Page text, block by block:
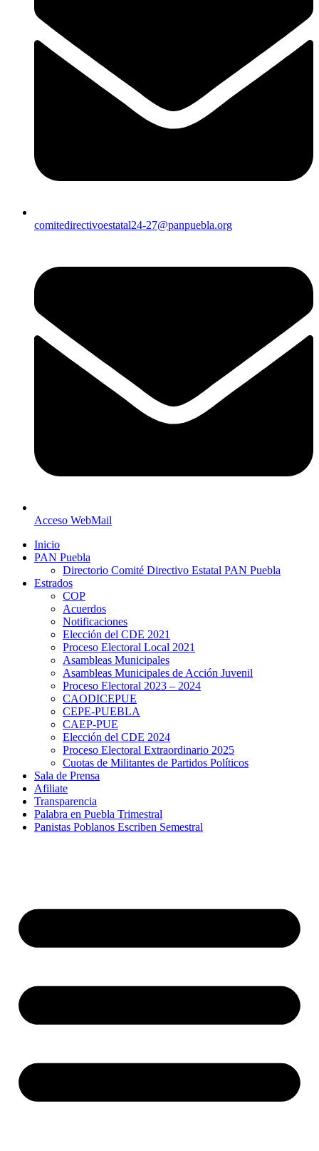
comitedirectivoestatal24-27@panpuebla.org
Acceso WebMail
Inicio
PAN Puebla
Directorio Comité Directivo Estatal PAN Puebla
Estrados
COP
Acuerdos
Notificaciones
Elección del CDE 2021
Proceso Electoral Local 2021
Asambleas Municipales
Asambleas Municipales de Acción Juvenil
Proceso Electoral 2023 – 2024
CAODICEPUE
CEPE-PUEBLA
CAEP-PUE
Elección del CDE 2024
Proceso Electoral Extraordinario 2025
Cuotas de Militantes de Partidos Políticos
Sala de Prensa
Afiliate
Transparencia
Palabra en Puebla Trimestral
Panistas Poblanos Escriben Semestral